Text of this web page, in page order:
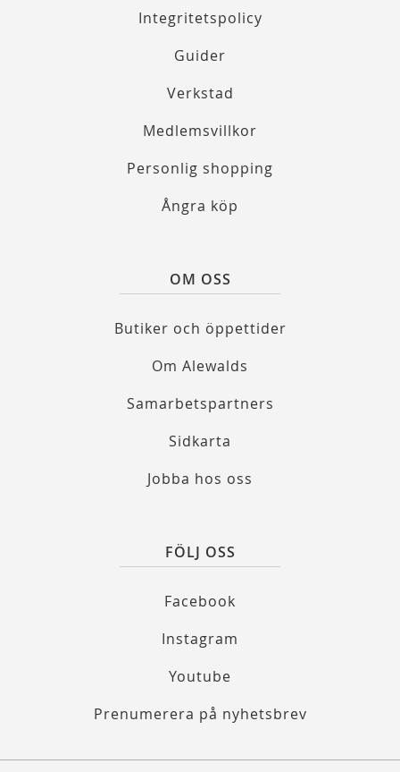
Integritetspolicy
Guider
Verkstad
Medlemsvillkor
Personlig shopping
Ångra köp
OM OSS
Butiker och öppettider
Om Alewalds
Samarbetspartners
Sidkarta
Jobba hos oss
FÖLJ OSS
Facebook
Instagram
Youtube
Prenumerera på nyhetsbrev